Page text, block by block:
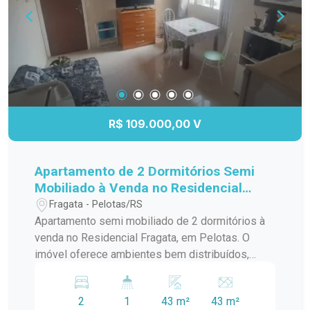
R$ 109.000,00 V
Apartamento de 2 Dormitórios Semi
Mobiliado à Venda no Residencial
Fragata
Fragata - Pelotas/RS
Apartamento semi mobiliado de 2 dormitórios à
venda no Residencial Fragata, em Pelotas. O
imóvel oferece ambientes bem distribuídos,
integradas, banheiro social, vaga de
estacionamento e acabamento em piso
2 1 43 m² 43 m²